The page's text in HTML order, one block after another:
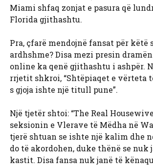
Miami shfaq zonjat e pasura që
Florida gjithashtu.
Pra, çfarë mendojnë fansat për këtë
ardhshme? Disa mezi presin
online ka qenë gjithashtu i ashpër.
rrjetit shkroi, “Shtëpiaqet e vërteta
s gjoja ishte një titull pune”.
Një tjetër shtoi: “The Real
seksionin e Vlerave të Mëdha në
tjerë shtuan se ishte një kalim dhe
do të akordohen, duke thënë se nuk
kastit. Disa fansa nuk janë të